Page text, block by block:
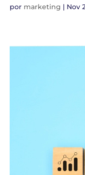
por marketing | Nov